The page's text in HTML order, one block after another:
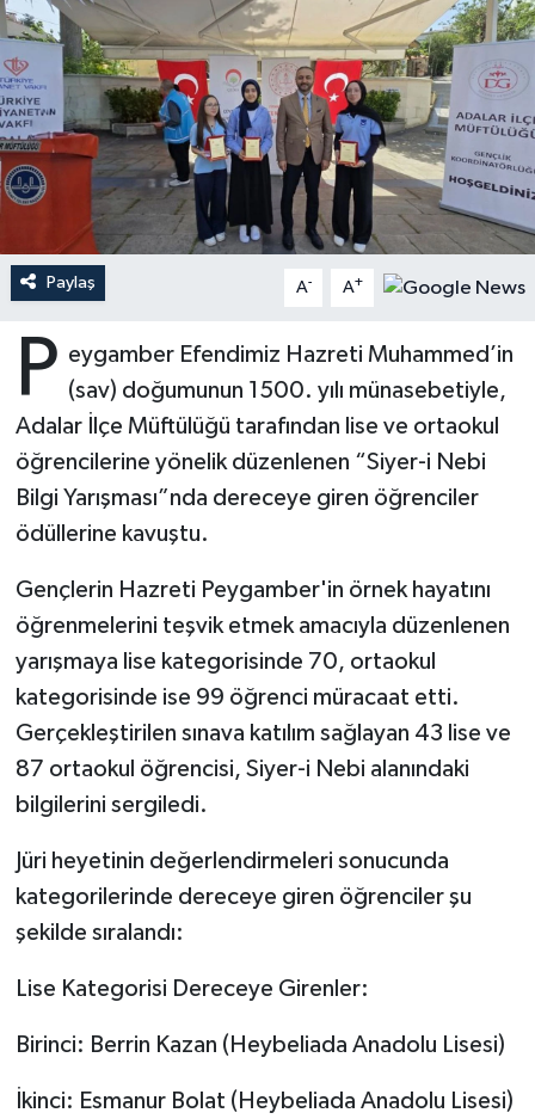
Paylaş A- A+
P eygamber Efendimiz Hazreti Muhammed’in
(sav) doğumunun 1500. yılı münasebetiyle,
Adalar İlçe Müftülüğü tarafından lise ve ortaokul
öğrencilerine yönelik düzenlenen “Siyer-i Nebi
Bilgi Yarışması”nda dereceye giren öğrenciler
ödüllerine kavuştu.
Gençlerin Hazreti Peygamber'in örnek hayatını
öğrenmelerini teşvik etmek amacıyla düzenlenen
yarışmaya lise kategorisinde 70, ortaokul
kategorisinde ise 99 öğrenci müracaat etti.
Gerçekleştirilen sınava katılım sağlayan 43 lise ve
87 ortaokul öğrencisi, Siyer-i Nebi alanındaki
bilgilerini sergiledi.
Jüri heyetinin değerlendirmeleri sonucunda
kategorilerinde dereceye giren öğrenciler şu
şekilde sıralandı:
Lise Kategorisi Dereceye Girenler:
Birinci: Berrin Kazan (Heybeliada Anadolu Lisesi)
İkinci: Esmanur Bolat (Heybeliada Anadolu Lisesi)
Ardahan Müftülüğü
Artvin Müftülüğü
Aydın Müftülüğü
Balıkesir Müftülüğü
Bartın Müftülüğü
Batman Müftülüğü
Bayburt Müftülüğü
Bilecik Müftülüğü
Bingöl Müftülüğü
Bitlis Müftülüğü
Bolu Müftülüğü
Burdur Müftülüğü
Bursa Müftülüğü
Çankırı Müftülüğü
Kudüs
Kurban
Mukabele
Peygamberimizin Hayatı
Ramazan
Sahabeler
Zekat
Hutbeler
DİYANET AKADEMİ
DİYANET GENÇLİK
DİYANET RADYO/TV
DEPREM
Dünya
Eğitim
Kültür-Sanat
Aile
Sağlık
Makaleler
Ekonomi
Duyurular
Bilim, Teknoloji